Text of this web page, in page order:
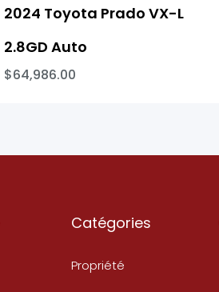
2024 Toyota Prado VX-L
2.8GD Auto
$64,986.00
Catégories
Propriété